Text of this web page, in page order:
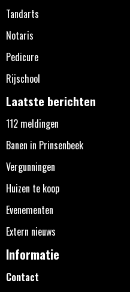
Tandarts
Notaris
Pedicure
Rijschool
Laatste berichten
112 meldingen
Banen in Prinsenbeek
Vergunningen
Huizen te koop
Evenementen
Extern nieuws
Informatie
Contact